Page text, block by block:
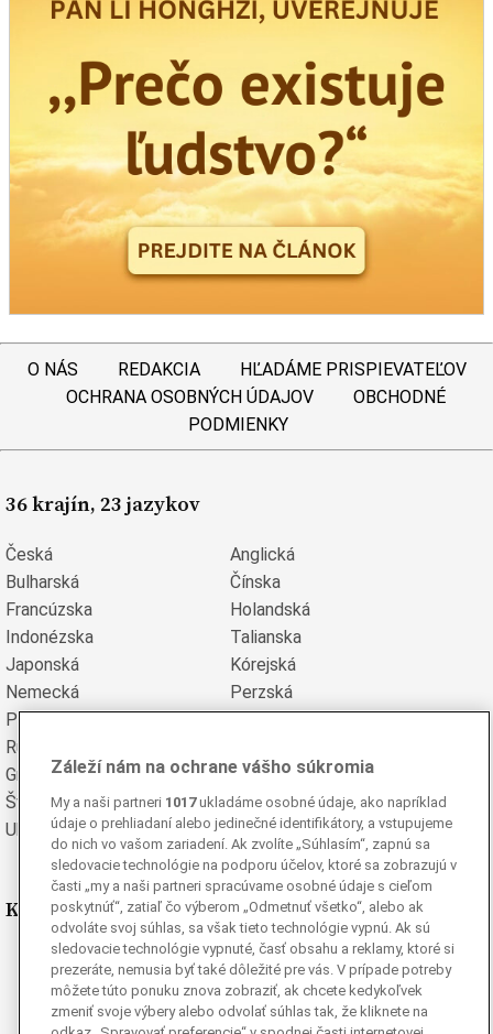
O NÁS REDAKCIA
HĽADÁME PRISPIEVATEĽOV
OCHRANA OSOBNÝCH ÚDAJOV
OBCHODNÉ
PODMIENKY
36 krajín, 23 jazykov
Česká
Anglická
Bulharská
Čínska
Francúzska
Holandská
Indonézska
Talianska
Japonská
Kórejská
Nemecká
Perzská
Poľská
Rumunská
Grécka
Španielska
Švédska
Turecká
Ukrajinská
Vietnamská
Kde nás nájdete
Facebook
Instagram
Ganjing
Záleží nám na ochrane vášho súkromia
My a naši partneri 1017ukladáme osobné údaje, ako napríklad
údaje o prehliadaní alebo jedinečné identifikátory, a vstupujeme
do nich vo vašom zariadení. Ak zvolíte „Súhlasím“, zapnú sa
sledovacie technológie na podporu účelov, ktoré sa zobrazujú v
časti „my a naši partneri spracúvame osobné údaje s cieľom
poskytnúť“, zatiaľ čo výberom „Odmetnuť všetko“, alebo ak
odvoláte svoj súhlas, sa však tieto technológie vypnú. Ak sú
sledovacie technológie vypnuté, časť obsahu a reklamy, ktoré si
prezeráte, nemusia byť také dôležité pre vás. V prípade potreby
môžete túto ponuku znova zobraziť, ak chcete kedykoľvek
zmeniť svoje výbery alebo odvolať súhlas tak, že kliknete na